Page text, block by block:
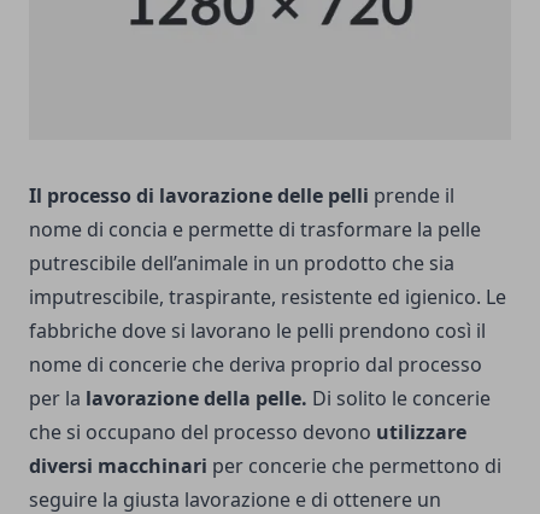
Il processo di lavorazione delle pelli prende il
nome di concia e permette di trasformare la pelle
putrescibile dell’animale in un prodotto che sia
imputrescibile, traspirante, resistente ed igienico. Le
fabbriche dove si lavorano le pelli prendono così il
nome di concerie che deriva proprio dal processo
per la lavorazione della pelle. Di solito le concerie
che si occupano del processo devono utilizzare
diversi macchinari per concerie che permettono di
seguire la giusta lavorazione e di ottenere un